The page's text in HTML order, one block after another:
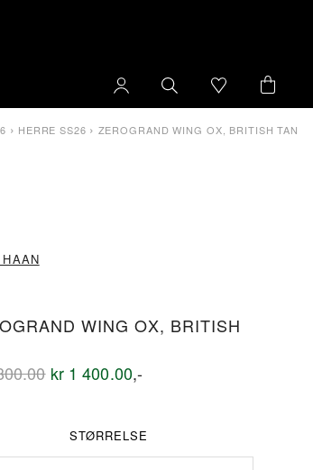
WING OX, BRITISH
Opprinnelig
kr2
800.00.
kr 1 400.00Nåværende
kr1
400.00.
,-
› HERRE SS26 › ZEROGRAND WING OX, BRITISH TAN
STØRRELSE